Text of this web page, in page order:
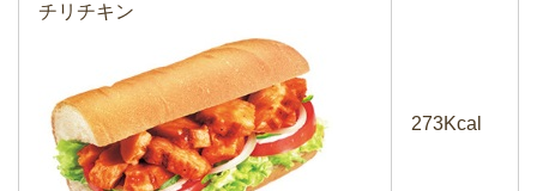
チリチキン
273Kcal